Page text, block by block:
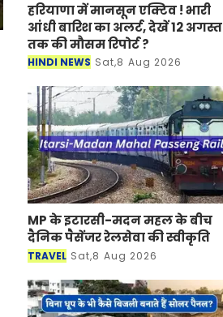
हरियाणा में मानसून एक्टिव ! भारी
आंधी बारिश का अलर्ट, देखें 12 अगस्त
तक की मौसम रिपोर्ट ?
HINDI NEWS Sat,8 Aug 2026
MP के इटारसी-मदन महल के बीच
दैनिक पैसेंजर रेलसेवा की स्वीकृति
TRAVEL Sat,8 Aug 2026